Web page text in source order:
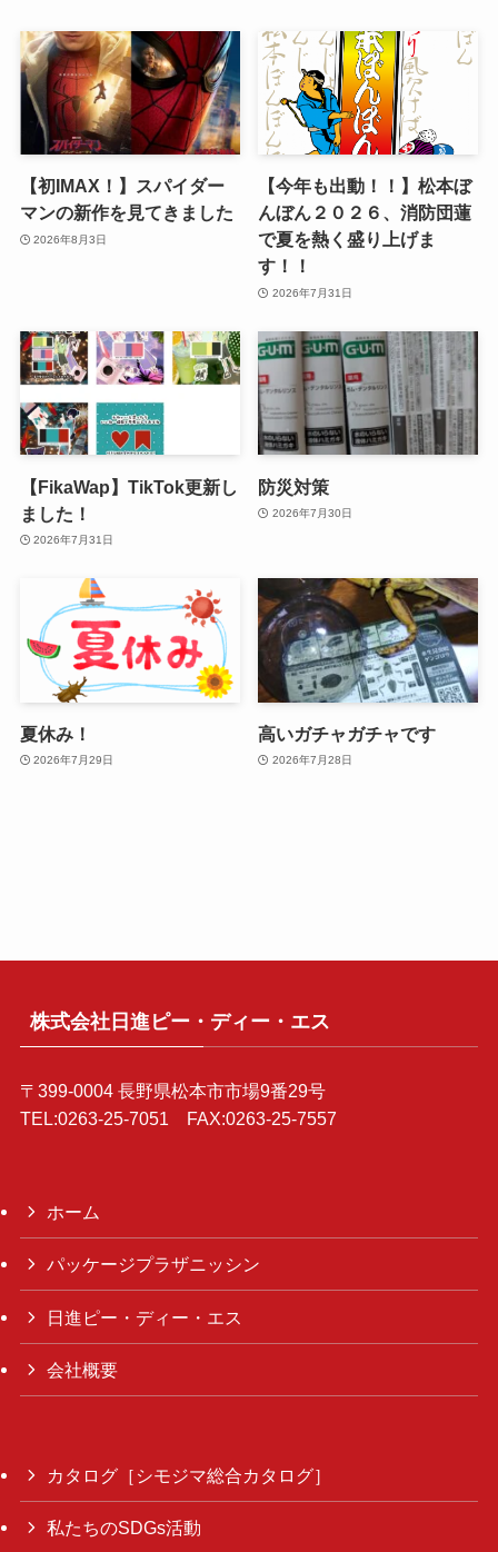
【初IMAX！】スパイダー
マンの新作を見てきました
2026年8月3日
【今年も出動！！】松本ぼ
んぼん２０２６、消防団蓮
で夏を熱く盛り上げま
す！！
2026年7月31日
【FikaWap】TikTok更新し
ました！
2026年7月31日
防災対策
2026年7月30日
夏休み！
2026年7月29日
高いガチャガチャです
2026年7月28日
株式会社日進ピー・ディー・エス
〒399-0004 長野県松本市市場9番29号
TEL:0263-25-7051 FAX:0263-25-7557
ホーム
パッケージプラザニッシン
日進ピー・ディー・エス
会社概要
カタログ［シモジマ総合カタログ］
私たちのSDGs活動